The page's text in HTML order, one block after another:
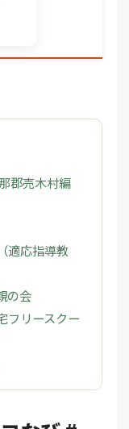
郡売木村編
適応指導教
の会
フリースクー